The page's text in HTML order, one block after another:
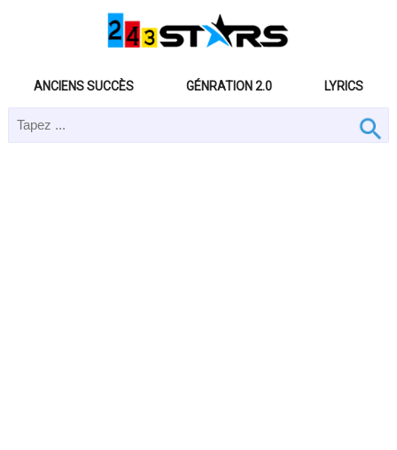
ANCIENS SUCCÈS GÉNRATION 2.0 LYRICS